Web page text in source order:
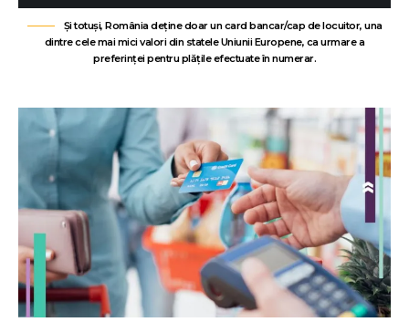
Și totuși, România deține doar un card bancar/cap de locuitor, una
dintre cele mai mici valori din statele Uniunii Europene, ca urmare a
preferinței pentru plățile efectuate în numerar.